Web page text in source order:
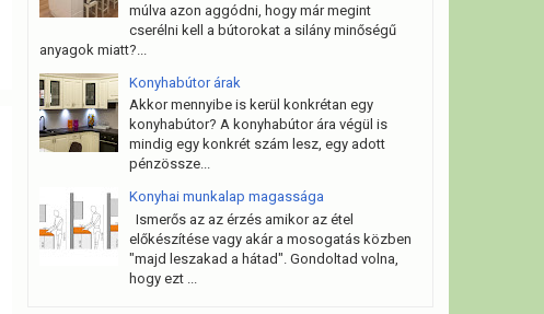
múlva azon aggódni, hogy már megint
cserélni kell a bútorokat a silány minőségű
anyagok miatt?...
Konyhabútor árak
Akkor mennyibe is kerül konkrétan egy
konyhabútor? A konyhabútor ára végül is
mindig egy konkrét szám lesz, egy adott
pénzössze...
Konyhai munkalap magassága
Ismerős az az érzés amikor az étel
előkészítése vagy akár a mosogatás közben
"majd leszakad a hátad". Gondoltad volna,
hogy ezt ...